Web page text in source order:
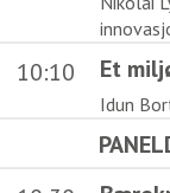
10:10 Et
Idun